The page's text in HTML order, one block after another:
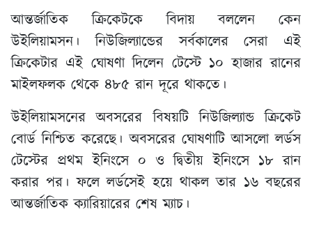
আন্তর্জাতিক ক্রিকেটকে বিদায় বললেন কেন
উইলিয়ামসন। নিউজিল্যান্ডের সর্বকালের সেরা এই
ক্রিকেটার এই ঘোষণা দিলেন টেস্টে ১০ হাজার রানের
মাইলফলক থেকে ৪৮৫ রান দূরে থাকতে।
উইলিয়ামসনের অবসরের বিষয়টি নিউজিল্যান্ড ক্রিকেট
বোর্ড নিশ্চিত করেছে। অবসরের ঘোষণাটি আসলো লর্ডস
টেস্টের প্রথম ইনিংসে ০ ও দ্বিতীয় ইনিংসে ১৮ রান
করার পর। ফলে লর্ডসেই হয়ে থাকল তার ১৬ বছরের
আন্তর্জাতিক ক্যারিয়ারের শেষ ম্যাচ।